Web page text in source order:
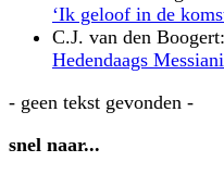
‘Ik geloof in de
C.J. van den Boogert:
Hedendaags
- geen tekst gevonden -
snel naar...